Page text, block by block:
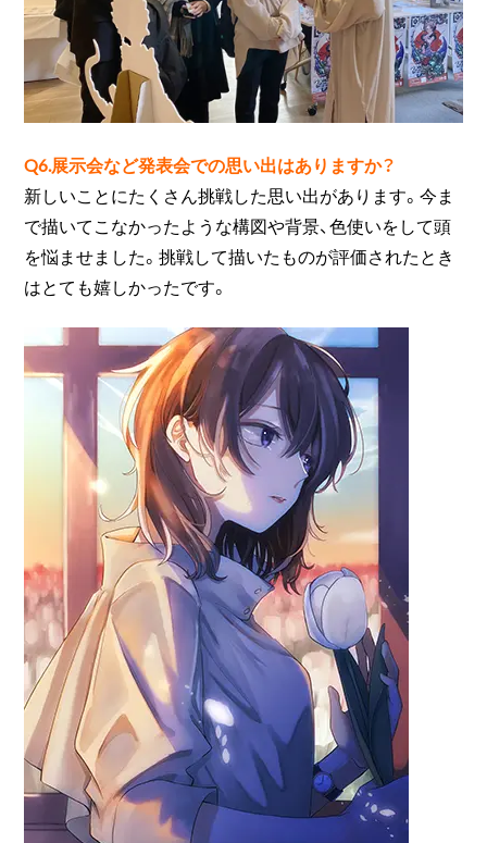
Q6.展示会など発表会での思い出はありますか？
新しいことにたくさん挑戦した思い出があります。今ま
で描いてこなかったような構図や背景、色使いをして頭
を悩ませました。挑戦して描いたものが評価されたとき
はとても嬉しかったです。